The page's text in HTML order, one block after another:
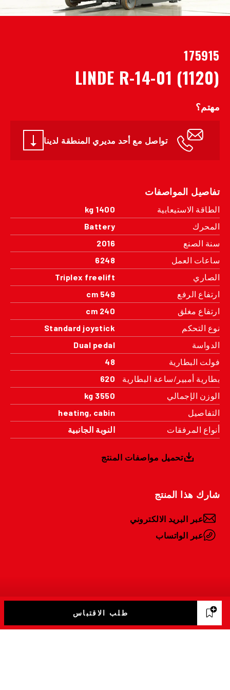
175915
LINDE R-14-01 (1120)
مهتم؟
تواصل مع أحد مديري المنطقة لدينا
تفاصيل المواصفات
الطاقة الاستيعابية
1400 kg
المحرك
Battery
سنة الصنع
2016
ساعات العمل
6248
الصاري
Triplex freelift
ارتفاع الرفع
549 cm
ارتفاع مغلق
240 cm
نوع التحكم
Standard joystick
الدواسة
Dual pedal
فولت البطارية
48
بطارية أمبير/ساعة البطارية
620
الوزن الإجمالي
3550 kg
التفاصيل
heating, cabin
أنواع المرفقات
النوبة الجانبية
تحميل مواصفات المنتج
شارك هذا المنتج
عبر البريد الالكتروني
عبر الواتساب
طلب الاقتباس